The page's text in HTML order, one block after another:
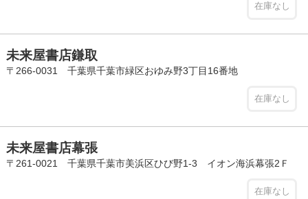
在庫なし
未来屋書店鎌取
〒266-0031 千葉県千葉市緑区おゆみ野3丁目16番地
在庫なし
未来屋書店幕張
〒261-0021 千葉県千葉市美浜区ひび野1-3 イオン海浜幕張2Ｆ
在庫なし